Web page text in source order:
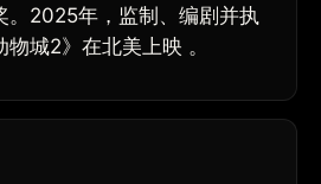
。2025年，监制、编剧并执
城2》在北美上映 。